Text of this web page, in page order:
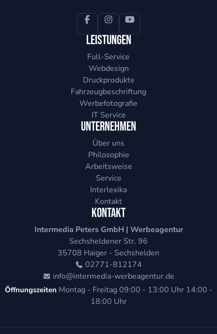
Leistungen
Full-Service
Webdesign
Druckprodukte
Fahrzeugbeschriftung
Werbefotografie
IT Service
Unternehmen
Über uns
Philosophie
Arbeitsweise
Service
Interlexika
Kontakt
Kontakt
Intermedia Peters GmbH | Werbeagentur
Sechsheldener Str. 96
35708 Haiger - Sechshelden
02771-812174
info@intermedia-werbeagentur.de
Öffnungszeiten Montag - Freitag 09:00 - 13:00 Uhr 14:00 -
18:00 Uhr